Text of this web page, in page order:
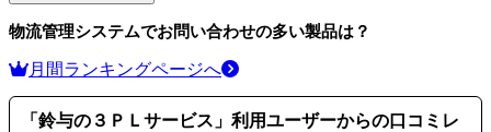
物流管理システムでお問い合わせの多い製品は？
月間ランキングページへ
「 鈴与の３ＰＬサービス 」利用ユーザーからの口コミレ